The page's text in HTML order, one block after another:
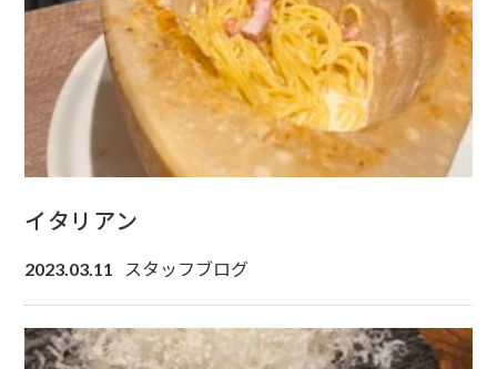
イタリアン
2023.03.11 スタッフブログ